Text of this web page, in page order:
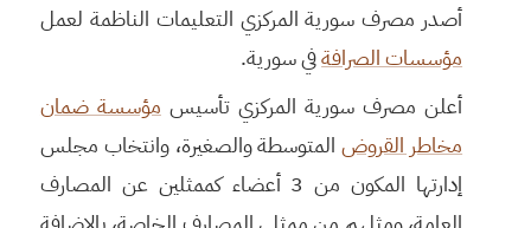
أصدر مصرف سورية المركزي التعليمات الناظمة لعمل
مؤسسات الصرافةفي سورية.
أعلن مصرف سورية المركزي تأسيس مؤسسة ضمان
مخاطر القروضالمتوسطة والصغيرة، وانتخاب مجلس
إدارتها المكون من 3 أعضاء كممثلين عن المصارف